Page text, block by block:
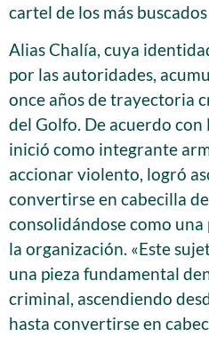
cartel de los más
Alias Chalía, cuya
por las autoridades,
once años de trayectoria
del Golfo. De acuerdo
inició como integrante
accionar violento, logró
convertirse en cabecilla
consolidándose como
la organización. «Este
una pieza fundamental
criminal, ascendiendo
hasta convertirse en